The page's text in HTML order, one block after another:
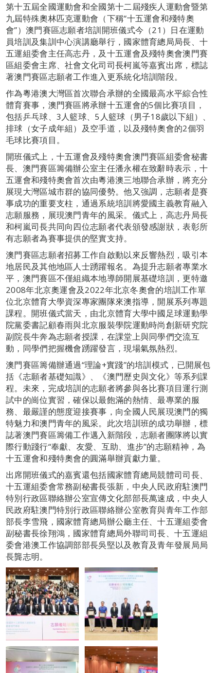
第十五屆全國運動會和全國第十二屆殘疾人運動會暨第
九屆特殊奧林匹克運動會（下稱“十五運會和殘特奧
會”）澳門賽區志願者培訓開班儀式今（21）日在運動
員培訓及集訓中心演講廳舉行，國家體育總局局長、十
五運組委會主任高志丹，及十五運會及殘特奧會澳門賽
區組委會主席、社會文化司司長柯嵐等嘉賓出席，標誌
著澳門賽區志願者工作進入更系統化培訓階段。
作為粵港澳大灣區首次聯合承辦的全國最高水平綜合性
體育賽事，澳門賽區將承辦十五運會的5個比賽項目，
包括乒乓球、3人籃球、5人籃球（男子18歲以下組）、
排球（女子成年組）及空手道，以及殘特奧會的2個羽
毛球比賽項目。
開班儀式上，十五運會及殘特奧會澳門賽區組委會秘書
長、澳門賽區籌備辦公室主任潘永權在致辭時表示，十
五運會和殘特奧會首次由粵港澳三地聯合承辦，將充分
展現大灣區城市群的協同優勢。他又強調，志願者是賽
事成功的重要支柱，通過系統培訓將愛國主義教育融入
志願服務，展現澳門青年的風采。儀式上，高志丹局長
和柯嵐司長共同向四位志願者代表頒發感謝狀，表彰所
有志願者為賽事提供的堅實支持。
澳門賽區志願者招募工作自啟動以來反響熱烈，吸引本
地居民及其他地區人士踴躍報名。為提升志願者專業水
平，澳門賽區不僅組織本地導師開展基礎培訓，更特邀
2008年北京奧運會及2022年北京冬奧會的培訓工作單
位北京體育大學資深專家團隊來澳指導，開展系列專題
課程。開班儀式當天，由北京體育大學中國足球運動學
院黨委書記顧春雨與北京服裝學院運動時尚創新研究院
副院長牛奔為志願者授課，在課堂上與同學們交流互
動，同學們把握機會踴躍發言，現場氣氛熱烈。
澳門賽區籌備辦通過“理論+實踐”的培訓模式，已開展包
括《志願者基礎知識》、《澳門歷史與文化》等系列課
程。未來，完成培訓的志願者將參與各比賽項目運行測
試中的崗位實習，確保以最飽滿的熱情、最專業的服
務、最嚴謹的態度迎接賽事，向全國人民展現澳門的獨
特魅力和澳門青年的風采。此次培訓班的成功舉辦，標
誌著澳門賽區籌備工作邁入新階段，志願者團隊將以實
際行動踐行“奉獻、友愛、互助、進步”的志願精神，為
十五運會和殘特奧會的圓滿舉辦貢獻力量。
出席開班儀式的嘉賓還包括國家體育總局競體司司長、
十五運組委會常務副秘書長張新，中央人民政府駐澳門
特別行政區聯絡辦公室宣傳文化部部長萬速成，中央人
民政府駐澳門特別行政區聯絡辦公室教育與青年工作部
部長李雪飛，國家體育總局辦公廳主任、十五運組委會
副秘書長徐翔鴻，國家體育總局外聯司司長、十五運組
委會港澳工作協調部部長吳堅以及教育及青年發展局局
長龔志明。